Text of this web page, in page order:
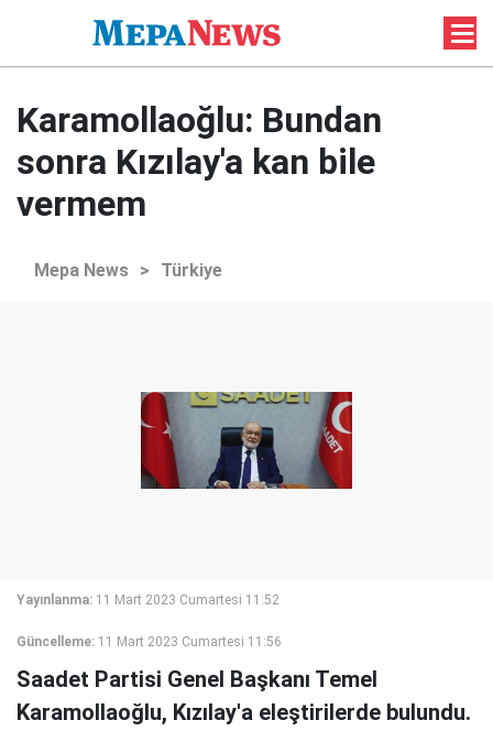
Karamollaoğlu: Bundan
sonra Kızılay'a kan bile
vermem
Mepa News > Türkiye
Yayınlanma: 11 Mart 2023 Cumartesi 11:52
Güncelleme: 11 Mart 2023 Cumartesi 11:56
Saadet Partisi Genel Başkanı Temel
Karamollaoğlu, Kızılay'a eleştirilerde bulundu.